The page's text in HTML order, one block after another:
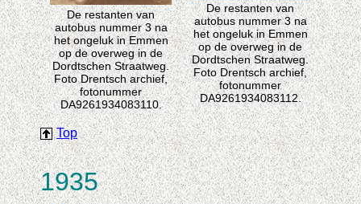
De restanten van
autobus nummer 3 na
het ongeluk in Emmen
op de overweg in de
Dordtschen Straatweg.
Foto Drentsch archief,
fotonummer
DA9261934083110.
De restanten van
autobus nummer 3 na
het ongeluk in Emmen
op de overweg in de
Dordtschen Straatweg.
Foto Drentsch archief,
fotonummer
DA9261934083112.
Top
1935